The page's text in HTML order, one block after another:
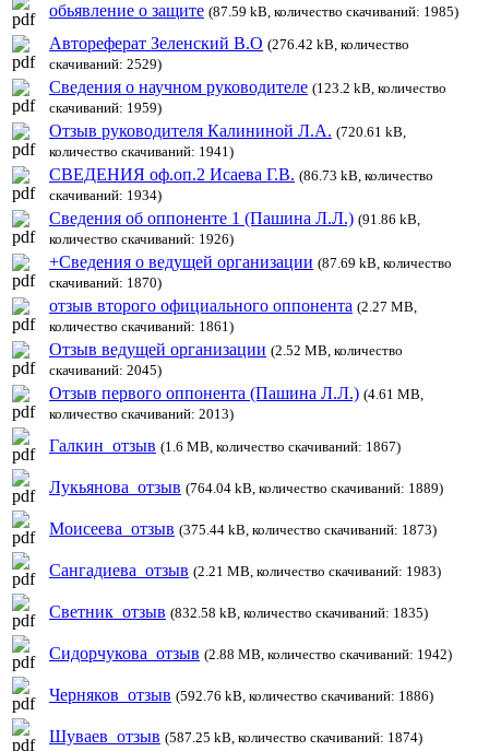
обьявление о защите (87.59 kB, количество скачиваний: 1985)
Автореферат Зеленский В.О (276.42 kB, количество
скачиваний: 2529)
Сведения о научном руководителе (123.2 kB, количество
скачиваний: 1959)
Отзыв руководителя Калининой Л.А. (720.61 kB,
количество скачиваний: 1941)
СВЕДЕНИЯ оф.оп.2 Исаева Г.В. (86.73 kB, количество
скачиваний: 1934)
Сведения об оппоненте 1 (Пашина Л.Л.) (91.86 kB,
количество скачиваний: 1926)
+Сведения о ведущей организации (87.69 kB, количество
скачиваний: 1870)
отзыв второго официального оппонента (2.27 MB,
количество скачиваний: 1861)
Отзыв ведущей организации (2.52 MB, количество
скачиваний: 2045)
Отзыв первого оппонента (Пашина Л.Л.) (4.61 MB,
количество скачиваний: 2013)
Галкин_отзыв (1.6 MB, количество скачиваний: 1867)
Лукьянова_отзыв (764.04 kB, количество скачиваний: 1889)
Моисеева_отзыв (375.44 kB, количество скачиваний: 1873)
Сангадиева_отзыв (2.21 MB, количество скачиваний: 1983)
Светник_отзыв (832.58 kB, количество скачиваний: 1835)
Сидорчукова_отзыв (2.88 MB, количество скачиваний: 1942)
Черняков_отзыв (592.76 kB, количество скачиваний: 1886)
Шуваев_отзыв (587.25 kB, количество скачиваний: 1874)